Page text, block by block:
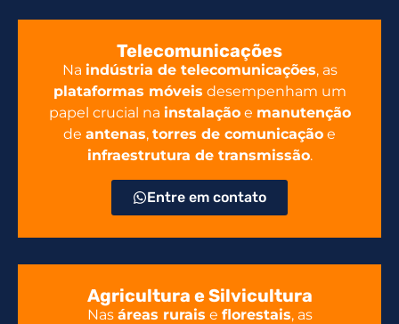
Telecomunicações
Na indústria de telecomunicações, as
plataformas móveis desempenham um
papel crucial na instalaçãoe manutenção
de antenas, torres de comunicação e
infraestrutura de transmissão.
Entre em contato
Agricultura e Silvicultura
Nas áreas rurais e florestais, as